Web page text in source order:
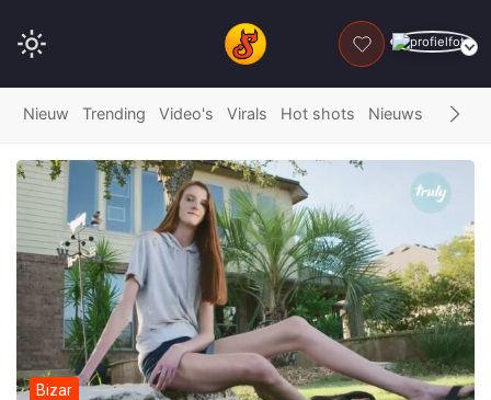
DONEER
Nieuw Trending Video's Virals Hot shots Nieuws Fails
Bizar